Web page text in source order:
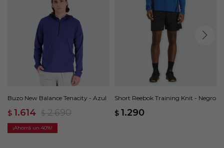
Buzo New Balance Tenacity - Azul
$ 1.614 $ 2.690
40
Short Reebok Training Knit - Negro
$ 1.290